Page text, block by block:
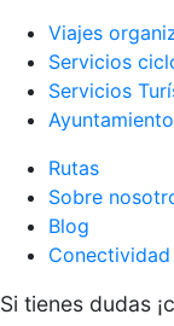
Viajes
Servicios
Servicios
Rutas
Sobre
Blog
Conectividad
Si tienes dudas